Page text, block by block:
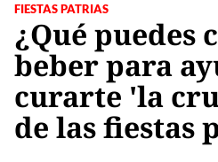
FIESTAS PATRIAS
¿Qué puedes
beber para
curarte 'la
de las fiestas